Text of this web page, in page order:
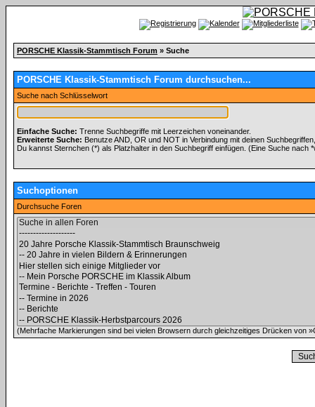
PORSCHE Klassik-Stammtisch Forum » Suche
PORSCHE Klassik-Stammtisch Forum durchsuchen...
Suche nach Schlüsselwort
Einfache Suche: Trenne Suchbegriffe mit Leerzeichen voneinander.
Erweiterte Suche: Benutze AND, OR und NOT in Verbindung mit deinen
Du kannst Sternchen (*) als Platzhalter in den Suchbegriff einfügen. (Eine Suche nach
Suchoptionen
Durchsuche Foren
(Mehrfache Markierungen sind bei vielen Browsern durch gleichzeitiges Drücken von